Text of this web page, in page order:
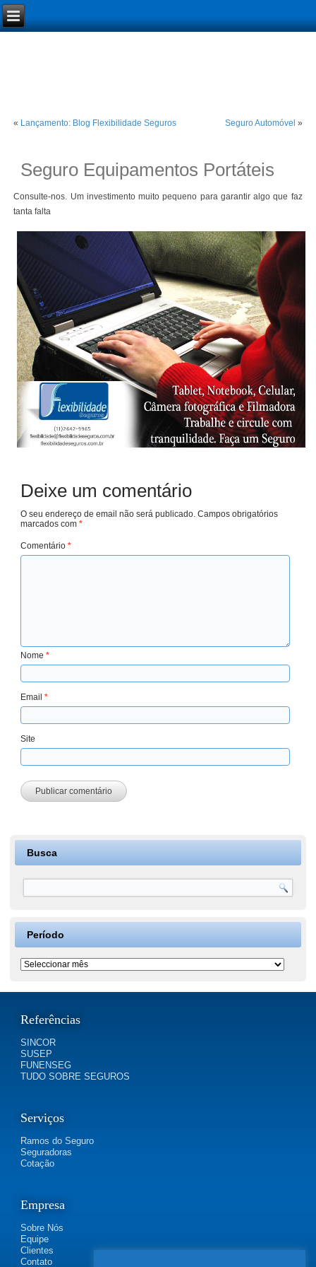
« Lançamento: Blog Flexibilidade Seguros Seguro Automóvel »
Seguro Equipamentos Portáteis
Consulte-nos. Um investimento muito pequeno para garantir algo que faz
tanta falta
Deixe um comentário
O seu endereço de email não será publicado. Campos obrigatórios
marcados com*
Comentário*
Nome*
Email*
Site
Busca
Período
Período
Referências
SINCOR
SUSEP
FUNENSEG
TUDO SOBRE SEGUROS
Serviços
Ramos do Seguro
Seguradoras
Cotação
Empresa
Sobre Nós
Equipe
Clientes
Contato